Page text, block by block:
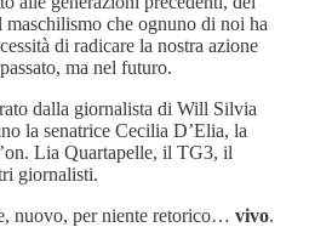
che ognuno di noi ha
di radicare la nostra azione
ma nel futuro.
dalla giornalista di Will Silvia
la senatrice Cecilia D’Elia, la
Lia Quartapelle, il TG3, il
giornalisti.
nuovo, per niente retorico… vivo.